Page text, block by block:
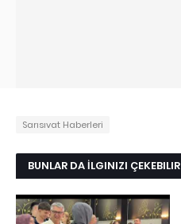
Sarısıvat Haberleri
BUNLAR DA İLGINIZI ÇEKEBILIR